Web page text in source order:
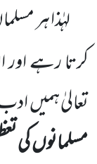
لہٰذا ہر
کرتا رہے
تعالیٰہمیںادب
مسلمانوںکی